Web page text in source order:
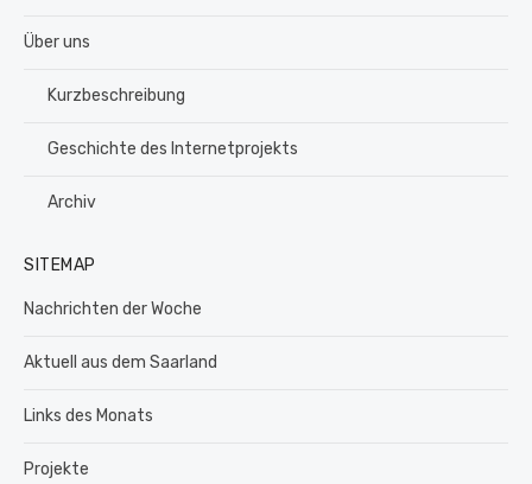
Über uns
Kurzbeschreibung
Geschichte des Internetprojekts
Archiv
SITEMAP
Nachrichten der Woche
Aktuell aus dem Saarland
Links des Monats
Projekte